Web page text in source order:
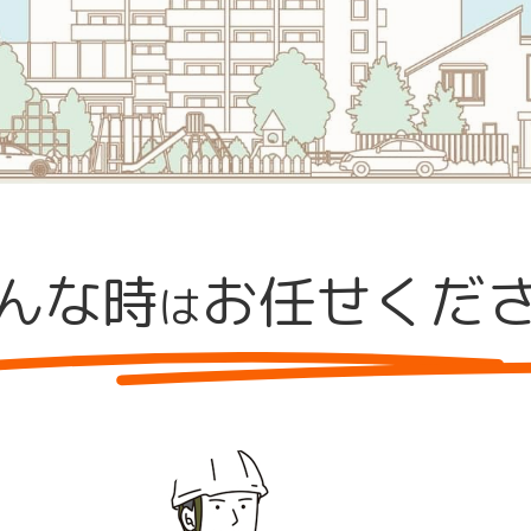
な時はお任せくだ